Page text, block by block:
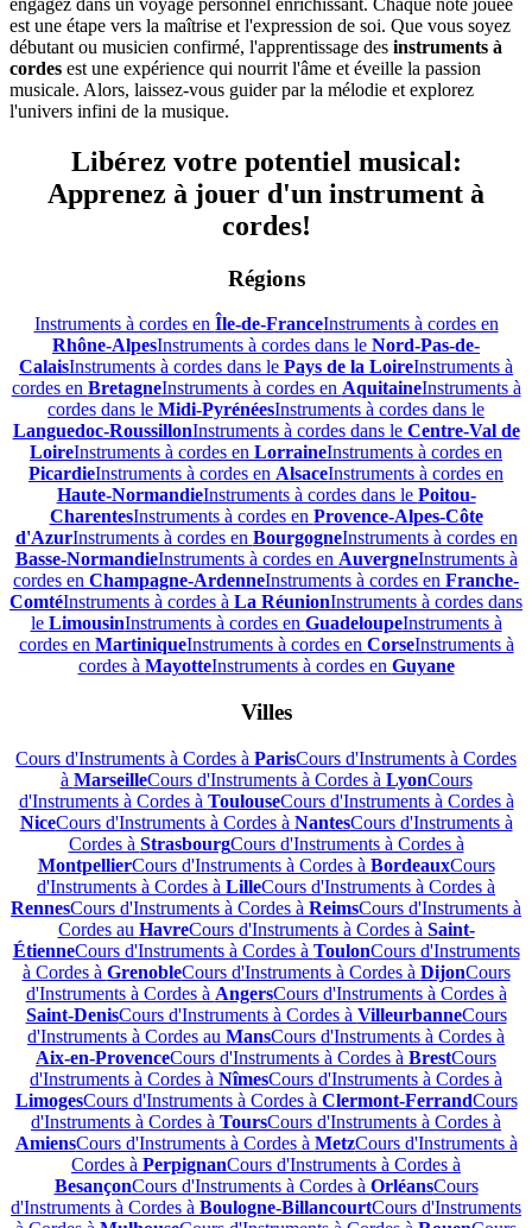
est une étape vers la maîtrise et l'expression de soi. Que vous soyez
débutant ou musicien confirmé, l'apprentissage des instruments à
cordes est une expérience qui nourrit l'âme et éveille la passion
musicale. Alors, laissez-vous guider par la mélodie et explorez
l'univers infini de la musique.
Libérez votre potentiel musical:
Apprenez à jouer d'un instrument à
cordes!
Régions
Instruments à cordes en Île-de-FranceInstruments à cordes en
Rhône-AlpesInstruments à cordes dans le Nord-Pas-de-
CalaisInstruments à cordes dans le Pays de la LoireInstruments à
cordes en BretagneInstruments à cordes en AquitaineInstruments à
cordes dans le Midi-PyrénéesInstruments à cordes dans le
Languedoc-RoussillonInstruments à cordes dans le Centre-Val de
LoireInstruments à cordes en LorraineInstruments à cordes en
PicardieInstruments à cordes en AlsaceInstruments à cordes en
Haute-NormandieInstruments à cordes dans le Poitou-
CharentesInstruments à cordes en Provence-Alpes-Côte
d'AzurInstruments à cordes en BourgogneInstruments à cordes en
Basse-NormandieInstruments à cordes en AuvergneInstruments à
cordes en Champagne-ArdenneInstruments à cordes en Franche-
ComtéInstruments à cordes à La RéunionInstruments à cordes dans
le LimousinInstruments à cordes en GuadeloupeInstruments à
cordes en MartiniqueInstruments à cordes en CorseInstruments à
cordes à MayotteInstruments à cordes en Guyane
Villes
Cours d'Instruments à Cordes à ParisCours d'Instruments à Cordes
à MarseilleCours d'Instruments à Cordes à LyonCours
d'Instruments à Cordes à ToulouseCours d'Instruments à Cordes à
NiceCours d'Instruments à Cordes à NantesCours d'Instruments à
Cordes à StrasbourgCours d'Instruments à Cordes à
MontpellierCours d'Instruments à Cordes à BordeauxCours
d'Instruments à Cordes à LilleCours d'Instruments à Cordes à
RennesCours d'Instruments à Cordes à ReimsCours d'Instruments à
Cordes au HavreCours d'Instruments à Cordes à Saint-
ÉtienneCours d'Instruments à Cordes à ToulonCours d'Instruments
à Cordes à GrenobleCours d'Instruments à Cordes à DijonCours
d'Instruments à Cordes à AngersCours d'Instruments à Cordes à
Saint-DenisCours d'Instruments à Cordes à VilleurbanneCours
d'Instruments à Cordes au MansCours d'Instruments à Cordes à
Aix-en-ProvenceCours d'Instruments à Cordes à BrestCours
d'Instruments à Cordes à NîmesCours d'Instruments à Cordes à
LimogesCours d'Instruments à Cordes à Clermont-FerrandCours
d'Instruments à Cordes à ToursCours d'Instruments à Cordes à
AmiensCours d'Instruments à Cordes à MetzCours d'Instruments à
Cordes à PerpignanCours d'Instruments à Cordes à
BesançonCours d'Instruments à Cordes à OrléansCours
d'Instruments à Cordes à Boulogne-BillancourtCours d'Instruments